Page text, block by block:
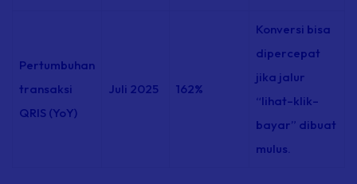
Pertumbuhan
transaksi
QRIS (YoY)
Juli 2025 162%
Konversi bisa
dipercepat
jika jalur
“lihat–klik–
bayar” dibuat
mulus.